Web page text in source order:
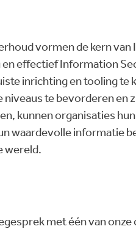
vormen de kern
effectief Information
inrichting en tooling te
te bevorderen en
kunnen organisaties
waardevolle informatie
wereld.
met één van